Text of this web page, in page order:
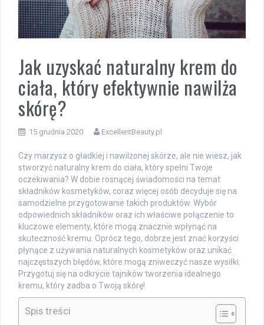
Jak uzyskać naturalny krem do
ciała, który efektywnie nawilża
skórę?
15 grudnia 2020 ExcellentBeauty.pl
Czy marzysz o gładkiej i nawilżonej skórze, ale nie wiesz, jak
stworzyć naturalny krem do ciała, który spełni Twoje
oczekiwania? W dobie rosnącej świadomości na temat
składników kosmetyków, coraz więcej osób decyduje się na
samodzielne przygotowanie takich produktów. Wybór
odpowiednich składników oraz ich właściwe połączenie to
kluczowe elementy, które mogą znacznie wpłynąć na
skuteczność kremu. Oprócz tego, dobrze jest znać korzyści
płynące z używania naturalnych kosmetyków oraz unikać
najczęstszych błędów, które mogą zniweczyć nasze wysiłki.
Przygotuj się na odkrycie tajników tworzenia idealnego
kremu, który zadba o Twoją skórę!
Spis treści